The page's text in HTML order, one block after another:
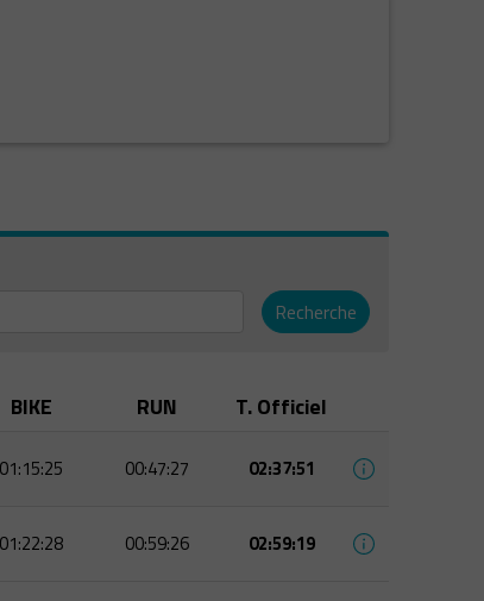
Recherche
BIKE RUN T. Officiel
01:15:25 00:47:27 02:37:51
01:22:28 00:59:26 02:59:19